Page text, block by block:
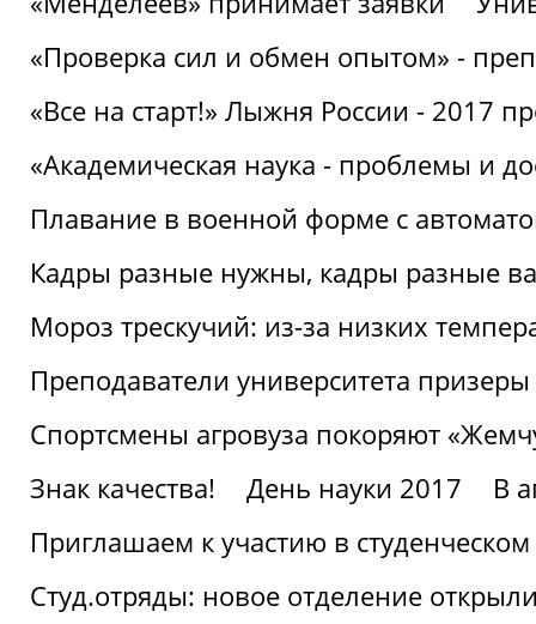
«Проверка сил и обмен опытом» -
«Все на старт!» Лыжня России - 2017
«Академическая наука - проблемы и
Плавание в военной форме с
Кадры разные нужны, кадры разные
Мороз трескучий: из-за низких
Преподаватели университета
Спортсмены агровуза покоряют
Знак качества!
День науки 2017
В
Приглашаем к участию в
Студ.отряды: новое отделение